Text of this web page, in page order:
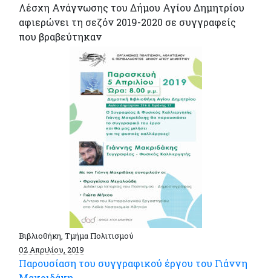
Λέσχη Ανάγνωσης του Δήμου Αγίου Δημητρίου
αφιερώνει τη σεζόν 2019-2020 σε συγγραφείς
που βραβεύτηκαν
Βιβλιοθήκη, Τμήμα Πολιτισμού
02 Απριλίου, 2019
Παρουσίαση του συγγραφικού έργου του Γιάννη